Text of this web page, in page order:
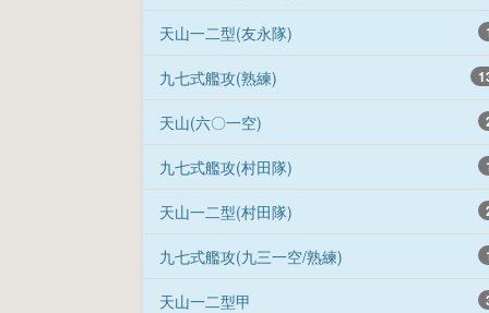
天山一二型(友永隊)
九七式艦攻(熟練)
天山(六〇一空)
九七式艦攻(村田隊)
天山一二型(村田隊)
九七式艦攻(九三一空/熟練)
天山一二型甲